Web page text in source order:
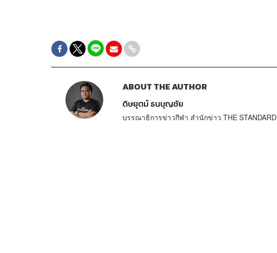
ABOUT THE AUTHOR
ดิษยุตม์ ธนบุญชัย
บรรณาธิการข่าวกีฬา สำนักข่าว THE STANDARD